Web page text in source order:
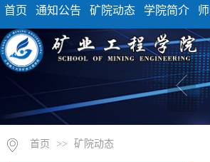
首页 通知公告 矿院动态 学院简介
首页 >> 矿院动态